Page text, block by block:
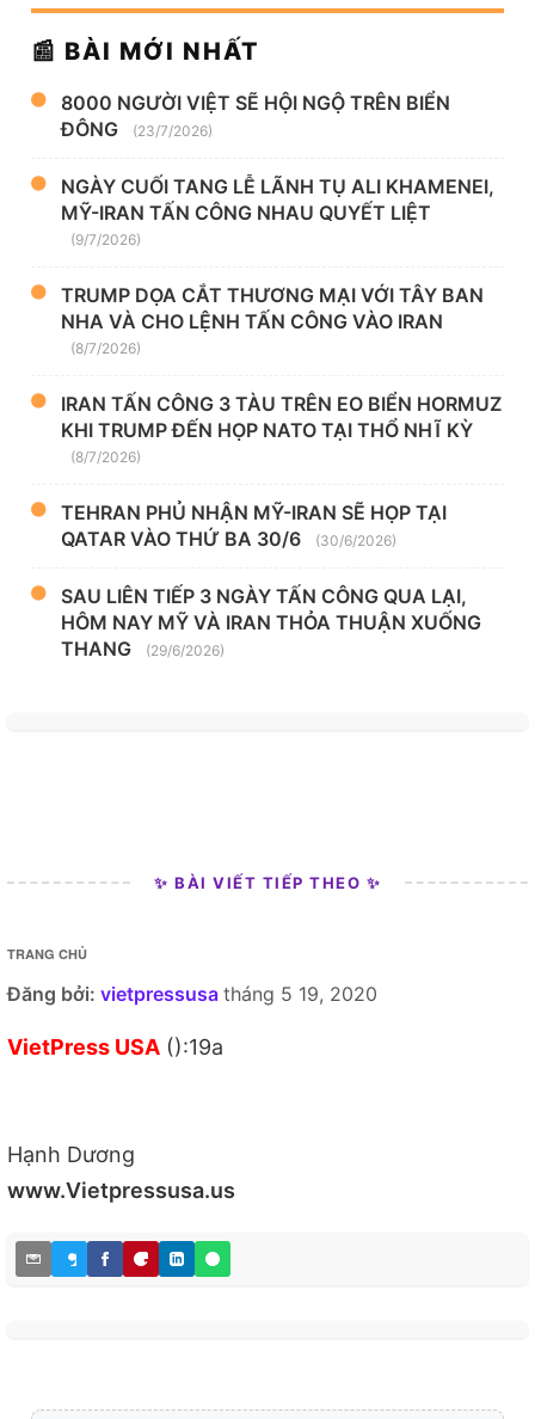
📰 BÀI MỚI NHẤT
8000 NGƯỜI VIỆT SẼ HỘI NGỘ TRÊN BIỂN
ĐÔNG
(23/7/2026)
NGÀY CUỐI TANG LỄ LÃNH TỤ ALI KHAMENEI,
MỸ-IRAN TẤN CÔNG NHAU QUYẾT LIỆT
(9/7/2026)
TRUMP DỌA CẮT THƯƠNG MẠI VỚI TÂY BAN
NHA VÀ CHO LỆNH TẤN CÔNG VÀO IRAN
(8/7/2026)
IRAN TẤN CÔNG 3 TÀU TRÊN EO BIỂN HORMUZ
KHI TRUMP ĐẾN HỌP NATO TẠI THỔ NHĨ KỲ
(8/7/2026)
TEHRAN PHỦ NHẬN MỸ-IRAN SẼ HỌP TẠI
QATAR VÀO THỨ BA 30/6
(30/6/2026)
SAU LIÊN TIẾP 3 NGÀY TẤN CÔNG QUA LẠI,
HÔM NAY MỸ VÀ IRAN THỎA THUẬN XUỐNG
THANG
(29/6/2026)
✨ BÀI VIẾT TIẾP THEO ✨
TRANG CHỦ
Đăng bởi: vietpressusa tháng 5 19, 2020
VietPress USA ():19a
Hạnh Dương
www.Vietpressusa.us